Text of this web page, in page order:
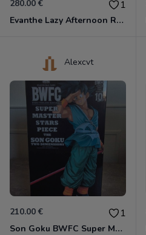
280.00 € 1
Evanthe Lazy Afternoon Red Pride of Eden
Alexcvt
210.00 € 1
Son Goku BWFC Super Master Stars